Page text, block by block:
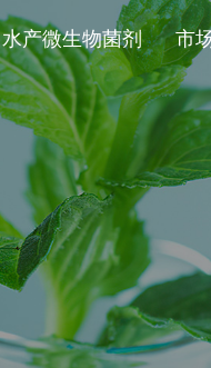
水产微生物菌剂 市